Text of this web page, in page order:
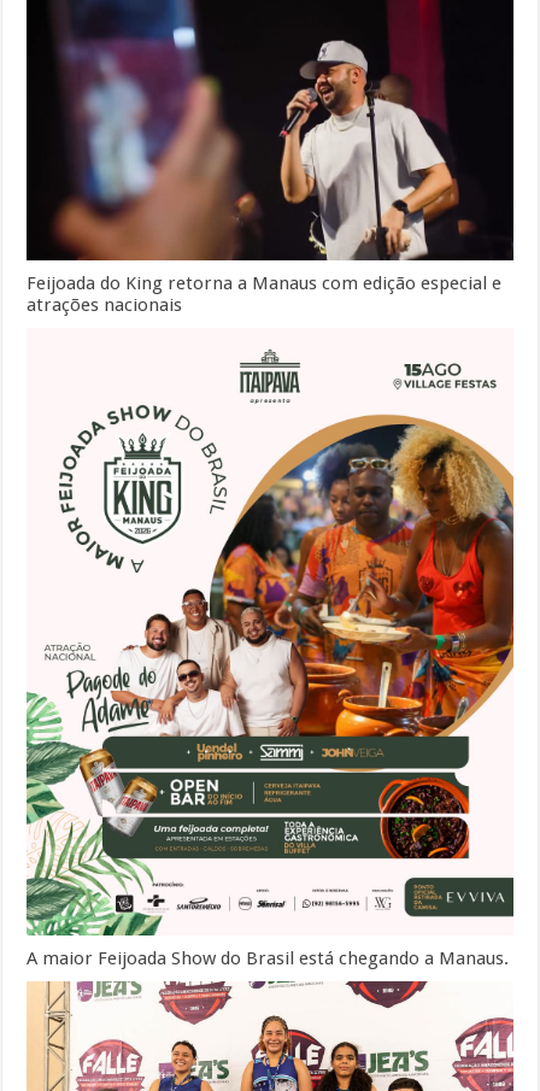
Feijoada do King retorna a Manaus com edição especial e
atrações nacionais
A maior Feijoada Show do Brasil está chegando a Manaus.